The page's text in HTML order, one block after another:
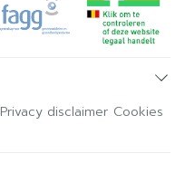
Privacy disclaimer Cookies